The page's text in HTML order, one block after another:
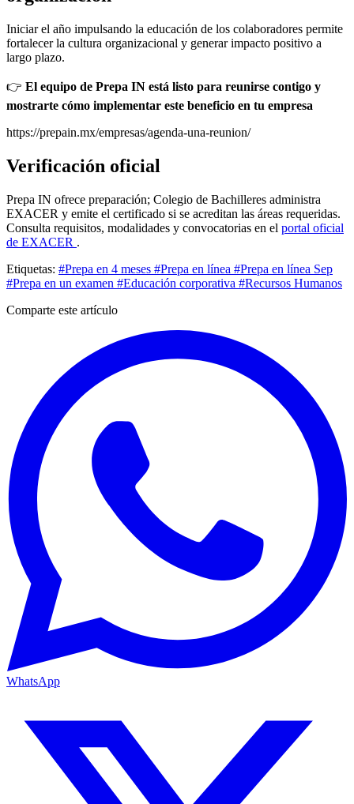
Iniciar el año impulsando la educación de los colaboradores permite
fortalecer la cultura organizacional y generar impacto positivo a
largo plazo.
👉 El equipo de Prepa IN está listo para reunirse contigo y
mostrarte cómo implementar este beneficio en tu empresa
https://prepain.mx/empresas/agenda-una-reunion/
Verificación oficial
Prepa IN ofrece preparación; Colegio de Bachilleres administra
EXACER y emite el certificado si se acreditan las áreas requeridas.
Consulta requisitos, modalidades y convocatorias en el portal oficial
de EXACER .
Etiquetas: #Prepa en 4 meses #Prepa en línea #Prepa en línea Sep
#Prepa en un examen #Educación corporativa #Recursos Humanos
Comparte este artículo
WhatsApp